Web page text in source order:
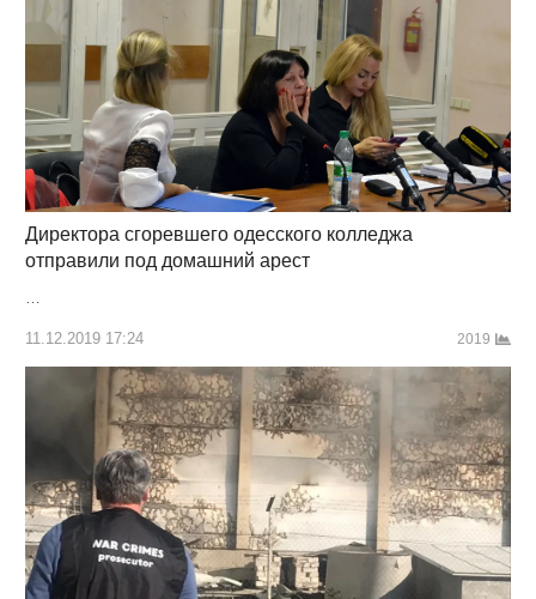
Директора сгоревшего одесского колледжа
отправили под домашний арест
11.12.2019 17:24 2019